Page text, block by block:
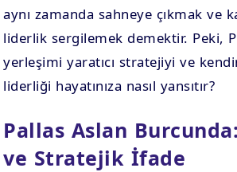
aynı zamanda sahneye çıkmak ve
liderlik sergilemek demektir. Peki,
yerleşimi yaratıcı stratejiyi ve
liderliği hayatınıza nasıl yansıtır?
Pallas Aslan
ve Stratejik İfade